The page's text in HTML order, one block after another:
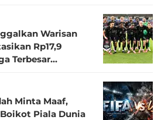
Warisan
Rp17,9
Terbesar
Minta Maaf,
Piala Dunia